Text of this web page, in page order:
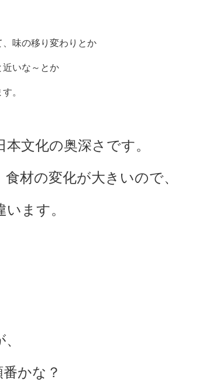
味の移り変わりとか
近いな～とか
。
文化の奥深さです。
材の変化が大きいので、
ます。
かな？